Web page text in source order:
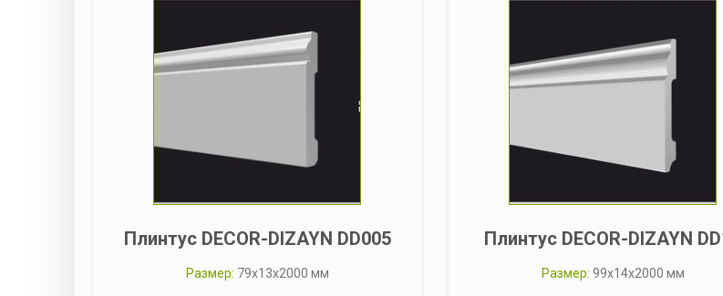
Плинтус DECOR-DIZAYN DD005
Размер: 79x13x2000 мм
Плинтус DECOR-DIZAYN
Размер: 99x14x2000 мм